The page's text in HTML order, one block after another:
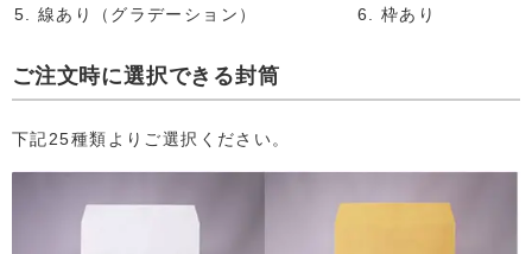
5. 線あり（グラデーション） 6. 枠あり
ご注文時に選択できる封筒
下記25種類よりご選択ください。